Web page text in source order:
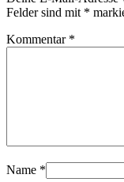
Felder sind mit *
Kommentar *
Name *